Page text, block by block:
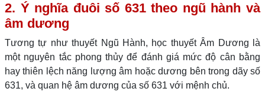
2. Ý nghĩa đuôi số 631 theo ngũ hành và
âm dương
Tương tự như thuyết Ngũ Hành, học thuyết Âm Dương là
một nguyên tắc phong thủy để đánh giá mức độ cân bằng
hay thiên lệch năng lượng âm hoặc dương bên trong dãy số
631, và quan hệ âm dương của số 631 với mệnh chủ.